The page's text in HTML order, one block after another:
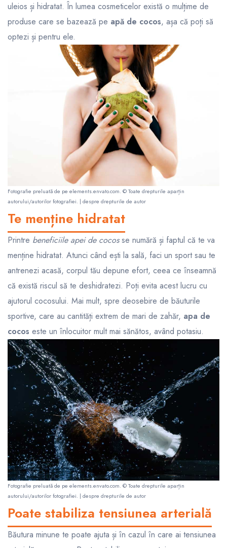
uleios și hidratat. În lumea cosmeticelor există o mulțime de
produse care se bazează pe apă de cocos, așa că poți să
optezi și pentru ele.
Fotografie preluată de pe elements.envato.com. © Toate drepturile aparțin
autorului/autorilor fotografiei. | despre drepturile de autor
Te menține hidratat
Printre beneficiile apei de cocosse numără și faptul că te va
menține hidratat. Atunci când ești la sală, faci un sport sau te
antrenezi acasă, corpul tău depune efort, ceea ce înseamnă
că există riscul să te deshidratezi. Poți evita acest lucru cu
ajutorul cocosului. Mai mult, spre deosebire de băuturile
sportive, care au cantități extrem de mari de zahăr, apa de
cocos este un înlocuitor mult mai sănătos, având potasiu.
Fotografie preluată de pe elements.envato.com. © Toate drepturile aparțin
autorului/autorilor fotografiei. | despre drepturile de autor
Poate stabiliza tensiunea arterială
Băutura minune te poate ajuta și în cazul în care ai tensiunea